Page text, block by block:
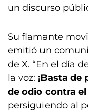
un discurso
Su flamante
emitió un
de X. “En el día
la voz: ¡Basta de
de odio contra
persiguiendo al